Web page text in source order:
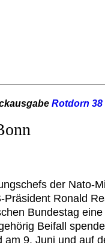
Rotdorn 38
der Nato-
Ronald
Bundestag
Beifall
am 9. Juni und auf